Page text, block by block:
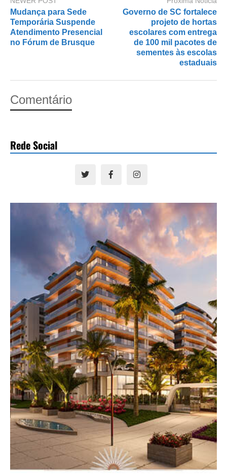
Mudança para Sede
Temporária Suspende
Atendimento Presencial
no Fórum de Brusque
Governo de SC fortalece
projeto de hortas
escolares com entrega
de 100 mil pacotes de
sementes às escolas
estaduais
Comentário
Rede Social